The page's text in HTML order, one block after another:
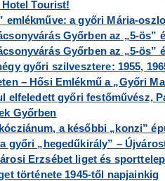
Hotel Tourist!
emlékműve: a győri Mária-
Győrben az „5-ös”
Győrben az „5-ös”
győri szilvesztere: 1955,
–Hősi Emlékmű a „Győri
elfeledett győri festőművész,
Győrben
a későbbi „konzi”
győri „hegedűkirály” –
Erzsébet liget és
története 1945-től napjainkig